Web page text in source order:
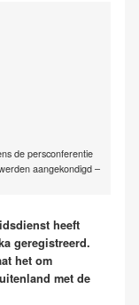
de persconferentie
aangekondigd –
heeft
geregistreerd.
het om
met de